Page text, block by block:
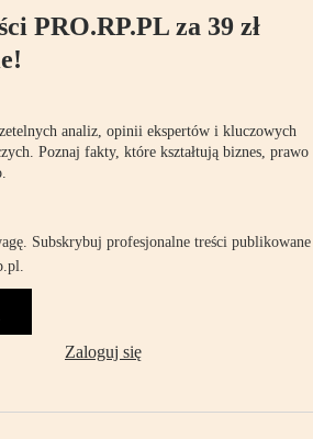
PRO.RP.PL za 39 zł
analiz, opinii ekspertów i kluczowych
Poznaj fakty, które kształtują biznes, prawo
Subskrybuj profesjonalne treści publikowane
Zaloguj się